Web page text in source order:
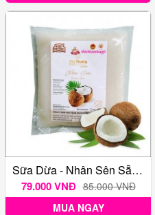
Sữa Dừa - Nhân Sên Sẵn Bánh Trung Thu Phú Thương 1KG
79.000 VNĐ 85.000 VNĐ
MUA NGAY